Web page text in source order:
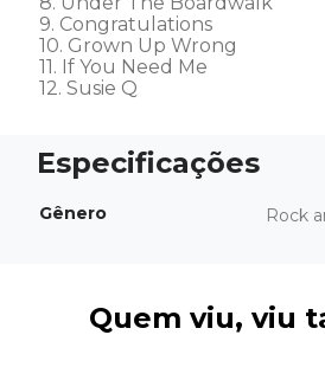
9. Congratulations
10. Grown Up Wrong
11. If You Need Me
12. Susie Q
Gênero Rock
Quem viu, viu